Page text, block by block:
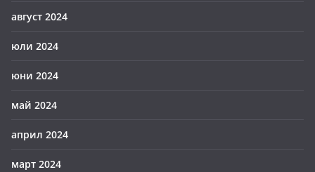
август 2024
юли 2024
юни 2024
май 2024
април 2024
март 2024